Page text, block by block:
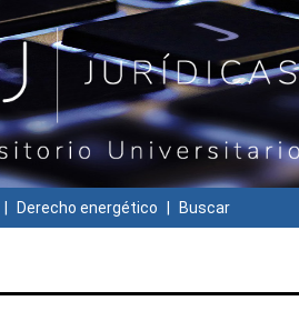
Derecho energético Buscar